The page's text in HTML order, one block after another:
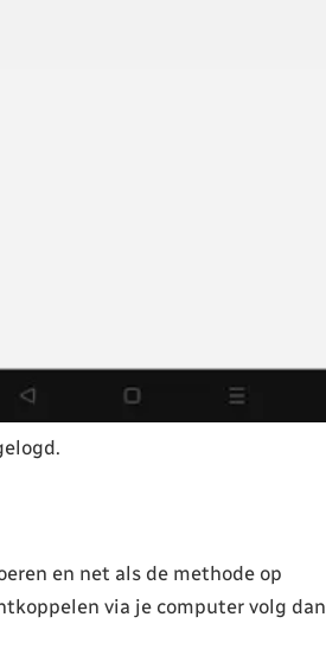
en net als de methode op
via je computer volg dan